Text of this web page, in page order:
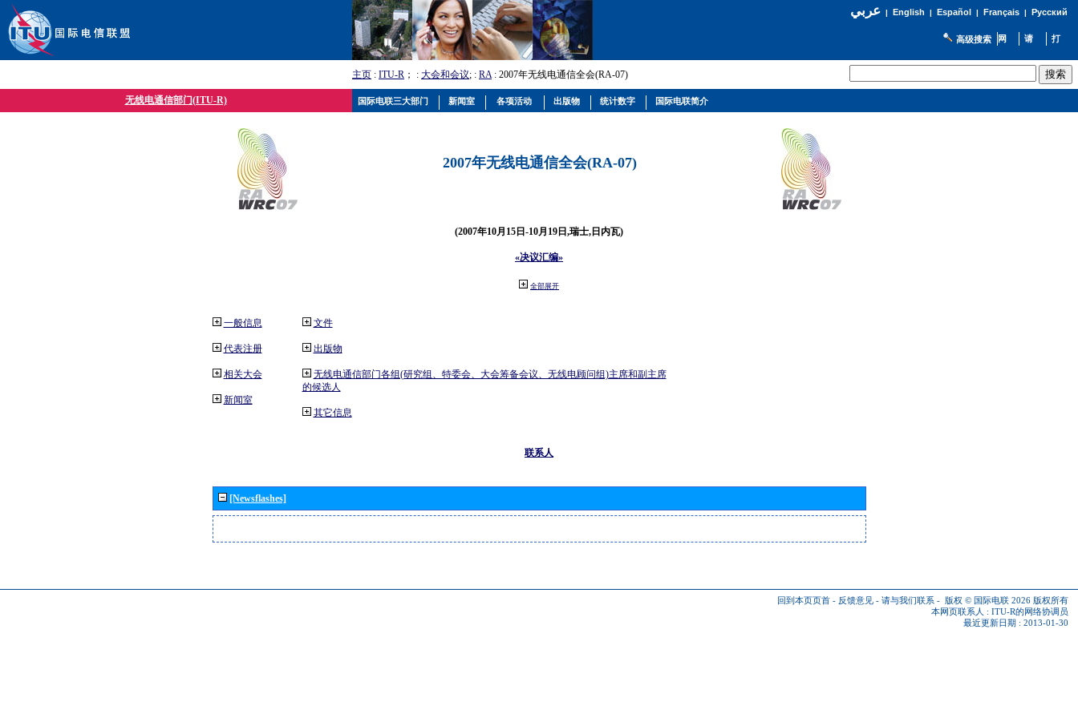
عربي| English | Español | Français| Русский
高级搜索
主页 : ITU-R ； : 大会和会议; : RA: 2007年无线电通信全会(RA-07)
无线电通信部门(ITU-R)
2007年无线电通信全会(RA-07)
(2007年10月15日-10月19日,瑞士,日内瓦)
«决议汇编»
全部展开
一般信息
代表注册
相关大会
新闻室
文件
出版物
无线电通信部门各组(研究组、特委会、大会筹备会议、无线电顾问组)主席和副主席
的候选人
其它信息
联系人
[Newsflashes]
回到本页页首 - 反馈意见 - 请与我们联系 - 版权 © 国际电联 2026 版权所有
本网页联系人 : ITU-R的网络协调员
最近更新日期 : 2013-01-30
国际电联三大部门 新闻室 各项活动 出版物 统计数字 国际电联简介